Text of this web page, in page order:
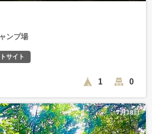
ンプ場
サイト
1 0
7月18日